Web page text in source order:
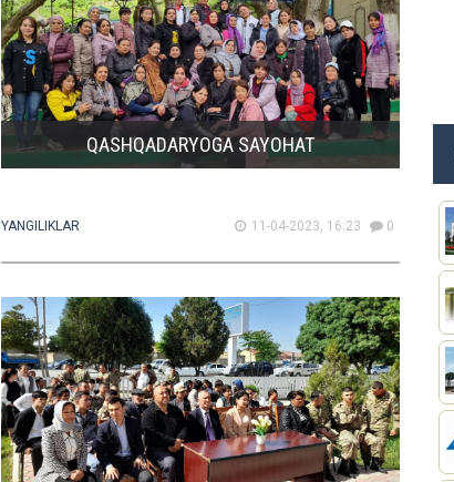
QASHQADARYOGA SAYOHAT
YANGILIKLAR 11-04-2023, 16:23 0